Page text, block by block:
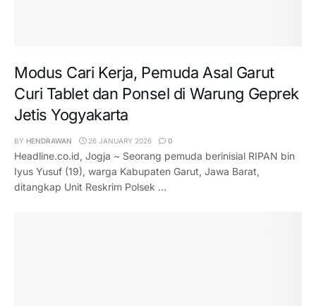
Modus Cari Kerja, Pemuda Asal Garut
Curi Tablet dan Ponsel di Warung Geprek
Jetis Yogyakarta
BY HENDRAWAN 26 JANUARY 2026 0
Headline.co.id, Jogja ~ Seorang pemuda berinisial RIPAN bin
Iyus Yusuf (19), warga Kabupaten Garut, Jawa Barat,
ditangkap Unit Reskrim Polsek ...